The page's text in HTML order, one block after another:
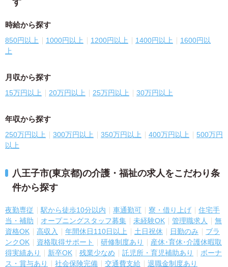
す
時給から探す
850円以上 1000円以上 1200円以上 1400円以上
1600円以
上
月収から探す
15万円以上 20万円以上 25万円以上 30万円以上
年収から探す
250万円以上 300万円以上 350万円以上 400万円以上
500万円
以上
八王子市(東京都)の介護・福祉の求人をこだわり条
件から探す
夜勤専従 駅から徒歩10分以内 車通勤可 寮・借り上げ
住宅手
当・補助
オープニングスタッフ募集 未経験OK 管理職求人
無
資格OK
高収入 年間休日110日以上 土日祝休 日勤のみ
ブラ
ンクOK
資格取得サポート 研修制度あり
産休･育休･介護休暇取
得実績あり
新卒OK 残業少なめ 託児所・育児補助あり
ボーナ
ス・賞与あり
社会保険完備 交通費支給 退職金制度あり